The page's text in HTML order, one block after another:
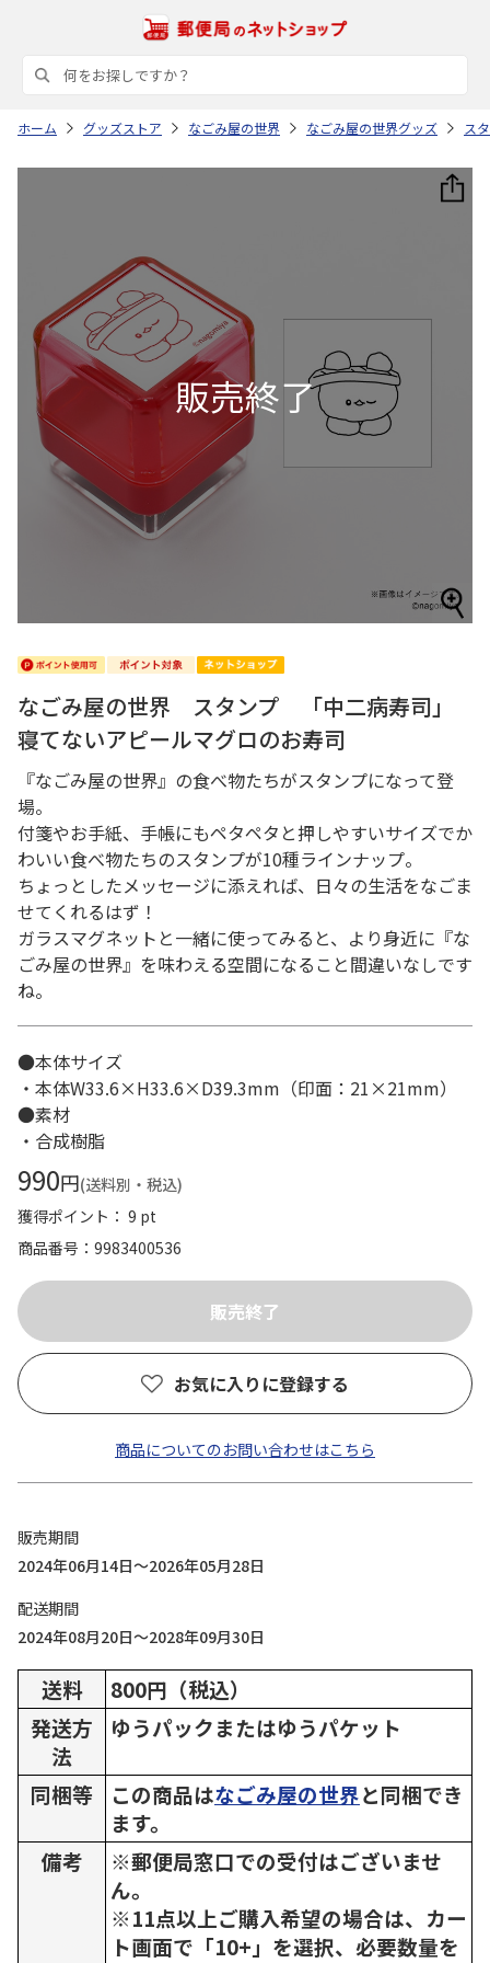
ホーム グッズストア なごみ屋の世界 なごみ屋の世界グッズ ス
なごみ屋の世界 スタンプ 「中二病寿司」
寝てないアピールマグロのお寿司
『なごみ屋の世界』の食べ物たちがスタンプになって登
場。
付箋やお手紙、手帳にもペタペタと押しやすいサイズでか
わいい食べ物たちのスタンプが10種ラインナップ。
ちょっとしたメッセージに添えれば、日々の生活をなごま
せてくれるはず！
ガラスマグネットと一緒に使ってみると、より身近に『な
ごみ屋の世界』を味わえる空間になること間違いなしです
ね。
●本体サイズ
・本体W33.6×H33.6×D39.3mm（印面：21×21mm）
●素材
・合成樹脂
990円(送料別・税込)
獲得ポイント： 9 pt
商品番号
9983400536
お気に入りに登録する
商品についてのお問い合わせはこちら
販売期間
2024年06月14日～2026年05月28日
配送期間
2024年08月20日～2028年09月30日
送料
800円（税込）
発送方
法
ゆうパックまたはゆうパケット
同梱等 この商品はなごみ屋の世界と同梱でき
ます。
備考
※郵便局窓口での受付はございませ
ん。
※11点以上ご購入希望の場合は、カー
ト画面で「10+」を選択、必要数量を